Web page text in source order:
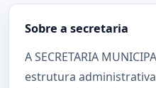
Sobre a secretaria
A SECRETARIA
estrutura